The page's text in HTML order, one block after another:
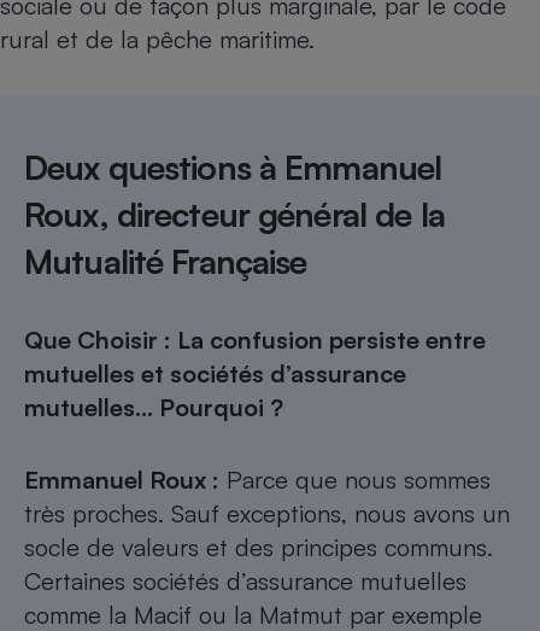
rural et de la pêche maritime.
Deux questions à Emmanuel
Roux, directeur général de la
Mutualité Française
Que Choisir : La confusion persiste entre
mutuelles et sociétés d’assurance
mutuelles… Pourquoi ?
Emmanuel Roux : Parce que nous sommes
très proches. Sauf exceptions, nous avons un
socle de valeurs et des principes communs.
Certaines sociétés d’assurance mutuelles
comme la Macif ou la Matmut par exemple